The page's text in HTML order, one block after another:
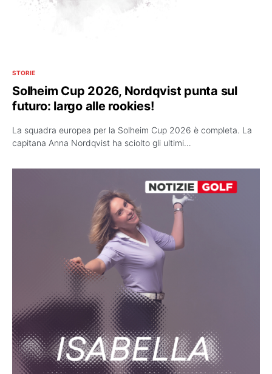
STORIE
Solheim Cup 2026, Nordqvist punta sul
futuro: largo alle rookies!
La squadra europea per la Solheim Cup 2026 è completa. La
capitana Anna Nordqvist ha sciolto gli ultimi…